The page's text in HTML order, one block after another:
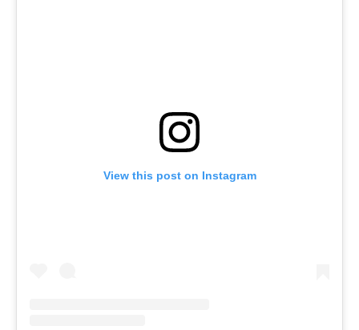
View this post on Instagram